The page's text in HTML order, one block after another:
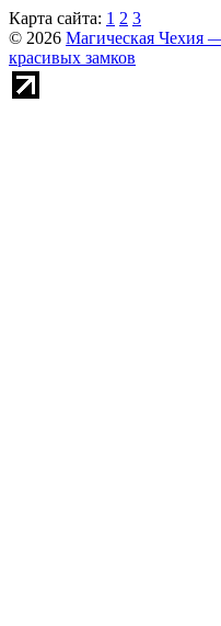
Карта сайта: 1 2 3
© 2026 Магическая Чехия
красивых замков